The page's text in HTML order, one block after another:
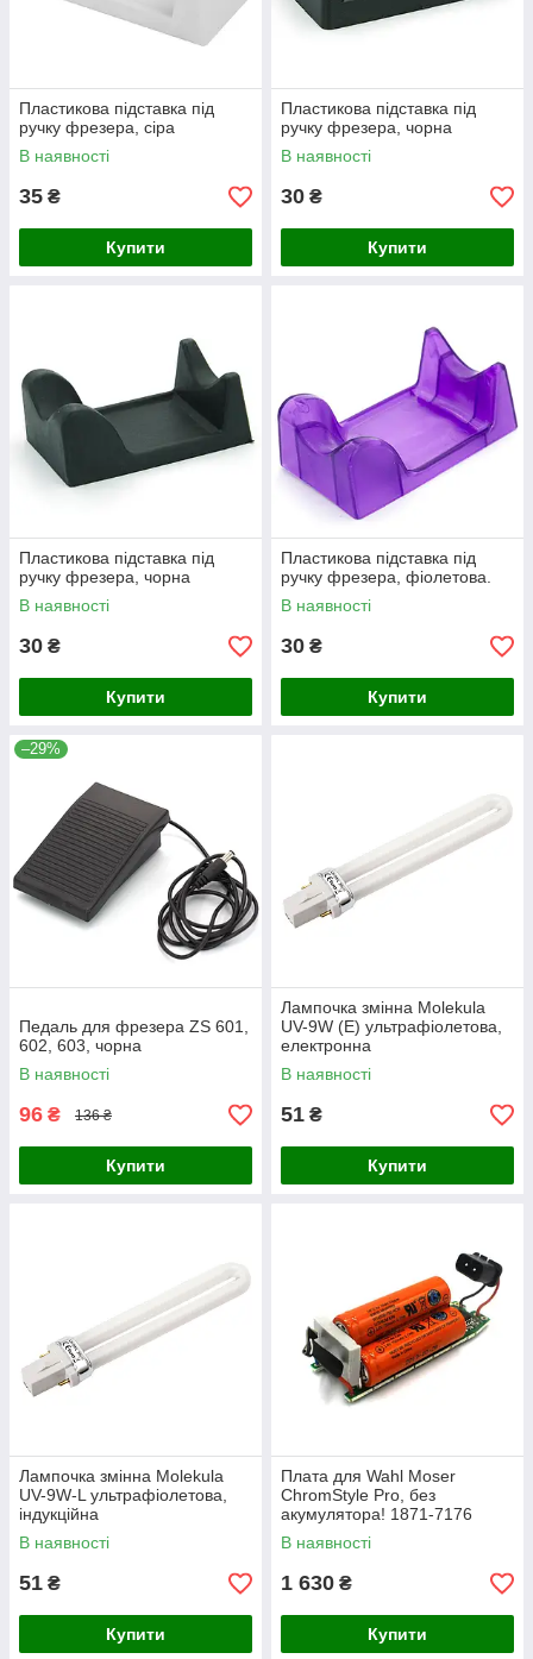
Пластикова підставка під
ручку фрезера, сіра
В наявності
35 ₴
Купити
Пластикова підставка під
ручку фрезера, чорна
В наявності
30 ₴
Купити
Пластикова підставка під
ручку фрезера, чорна
В наявності
30 ₴
Купити
Пластикова підставка під
ручку фрезера, фіолетова.
В наявності
30 ₴
Купити
–29%
Педаль для фрезера ZS 601,
602, 603, чорна
В наявності
96 ₴ 136 ₴
Купити
Лампочка змінна Molekula
UV-9W (E) ультрафіолетова,
електронна
В наявності
51 ₴
Купити
Лампочка змінна Molekula
UV-9W-L ультрафіолетова,
індукційна
В наявності
51 ₴
Купити
Плата для Wahl Moser
ChromStyle Pro, без
акумулятора! 1871-7176
В наявності
1 630 ₴
Купити